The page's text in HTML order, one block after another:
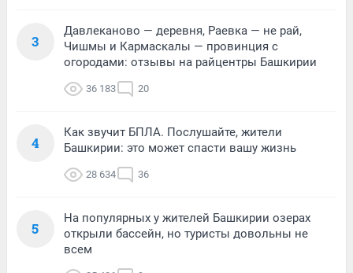
3
Давлеканово — деревня, Раевка — не рай,
Чишмы и Кармаскалы — провинция с
огородами: отзывы на райцентры Башкирии
36 183 20
4
Как звучит БПЛА. Послушайте, жители
Башкирии: это может спасти вашу жизнь
28 634 36
5
На популярных у жителей Башкирии озерах
открыли бассейн, но туристы довольны не
всем